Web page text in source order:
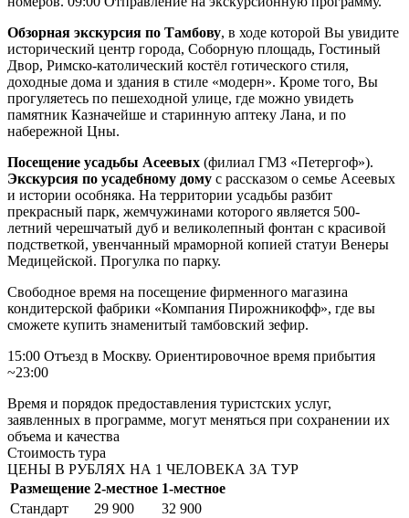
Обзорная экскурсия по Тамбову, в ходе которой Вы увидите
исторический центр города, Соборную площадь, Гостиный
Двор, Римско-католический костёл готического стиля,
доходные дома и здания в стиле «модерн». Кроме того, Вы
прогуляетесь по пешеходной улице, где можно увидеть
памятник Казначейше и старинную аптеку Лана, и по
набережной Цны.
Посещение усадьбы Асеевых (филиал ГМЗ «Петергоф»).
Экскурсия по усадебному дому с рассказом о семье Асеевых
и истории особняка. На территории усадьбы разбит
прекрасный парк, жемчужинами которого является 500-
летний черешчатый дуб и великолепный фонтан с красивой
подстветкой, увенчанный мраморной копией статуи Венеры
Медицейской. Прогулка по парку.
Свободное время на посещение фирменного магазина
кондитерской фабрики «Компания Пирожникофф», где вы
сможете купить знаменитый тамбовский зефир.
15:00 Отъезд в Москву. Ориентировочное время прибытия
~23:00
Время и порядок предоставления туристских услуг,
заявленных в программе, могут меняться при сохранении их
объема и качества
Стоимость тура
ЦЕНЫ В РУБЛЯХ НА 1 ЧЕЛОВЕКА ЗА ТУР
Размещение 2-местное 1-местное
Стандарт
29 900
32 900